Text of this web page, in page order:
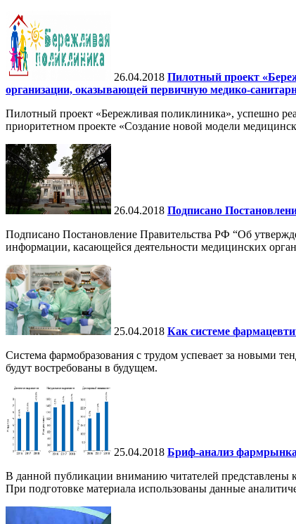
26.04.2018 Пилотный проект
организации, оказывающей первичную медико-
Пилотный проект «Бережливая поликлиника», успешно
приоритетном проекте «Создание новой модели
26.04.2018 Подписано
Подписано Постановление Правительства РФ “Об
информации, касающейся деятельности медицинских
25.04.2018 Как системе
Система фармобразования с трудом успевает за новыми
будут востребованы в будущем.
25.04.2018 Бриф-анализ
В данной публикации вниманию читателей представлены
При подготовке материала использованы данные